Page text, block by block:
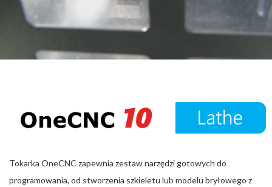
Tokarka OneCNC zapewnia zestaw narzędzi gotowych do
programowania, od stworzenia szkieletu lub modelu bryłowego z